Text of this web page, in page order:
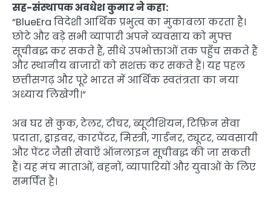
सह-संस्थापक अवधेश कुमार ने कहा:
“BlueEra विदेशी आर्थिक प्रभुत्व का मुकाबला करता है।
छोटे और बड़े सभी व्यापारी अपने व्यवसाय को मुफ्त
सूचीबद्ध कर सकते हैं, सीधे उपभोक्ताओं तक पहुँच सकते हैं
और स्थानीय बाजारों को सशक्त कर सकते हैं। यह पहल
छत्तीसगढ़ और पूरे भारत में आर्थिक स्वतंत्रता का नया
अध्याय लिखेगी।”
अब घर से कुक, टेलर, टीचर, ब्यूटीशियन, टिफ़िन सेवा
प्रदाता, ड्राइवर, कारपेंटर, मिस्त्री, गार्डनर, ट्यूटर, व्यवसायी
और पेंटर जैसी सेवाएँ ऑनलाइन सूचीबद्ध की जा सकती
हैं। यह मंच माताओं, बहनों, व्यापारियों और युवाओं के लिए
समर्पित है।